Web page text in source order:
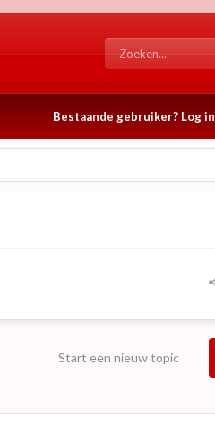
Bestaande gebruiker? Log in
Start een nieuw topic